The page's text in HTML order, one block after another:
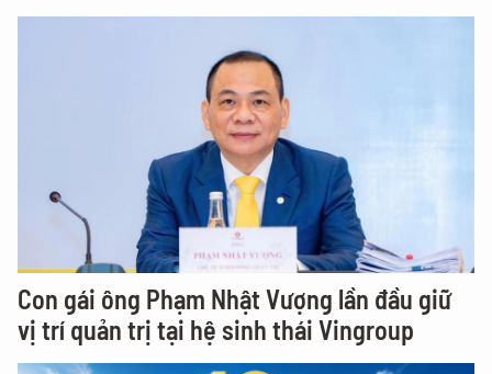
Con gái ông Phạm Nhật Vượng lần đầu giữ
vị trí quản trị tại hệ sinh thái Vingroup